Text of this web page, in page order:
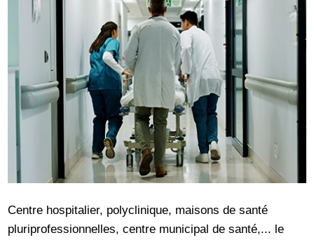
Centre hospitalier, polyclinique, maisons de santé
pluriprofessionnelles, centre municipal de santé,... le